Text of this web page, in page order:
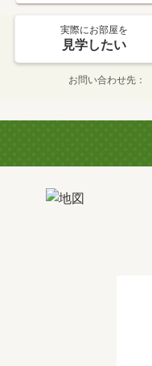
実際にお部屋を
見学したい
お問い合わせ先